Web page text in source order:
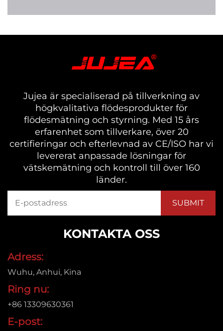
Jujea är specialiserad på tillverkning av
högkvalitativa flödesprodukter för
flödesmätning och styrning. Med 15 års
erfarenhet som tillverkare, över 20
certifieringar och efterlevnad av CE/ISO har vi
levererat anpassade lösningar för
vätskemätning och kontroll till över 160
länder.
KONTAKTA OSS
Adress:
Wuhu, Anhui, Kina
Ring nu:
+86 13309630361
E-post: